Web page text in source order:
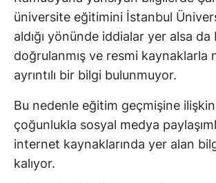
üniversite eğitimini İstanbul
aldığı yönünde iddialar yer alsa
doğrulanmış ve resmi kaynaklarla
ayrıntılı bir bilgi bulunmuyor.
Bu nedenle eğitim geçmişine
çoğunlukla sosyal medya
internet kaynaklarında yer alan
kalıyor.